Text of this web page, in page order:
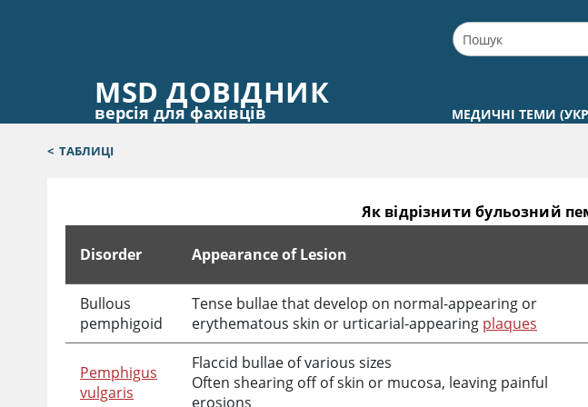
MSD ДОВІДНИК
версія для фахівців МЕДИЧНІ ТЕМИ
< ТАБЛИЦІ
Як відрізнити бульозний
Як відрізнити бульозний пемфігоїд від вульгарної пухирчатки
Disorder Appearance of Lesion
Bullous
pemphigoid
Tense bullae that develop on normal-appearing or
erythematous skin or urticarial-appearing plaques
Pemphigus
vulgaris
Flaccid bullae of various sizes
Often shearing off of skin or mucosa, leaving painful
erosions